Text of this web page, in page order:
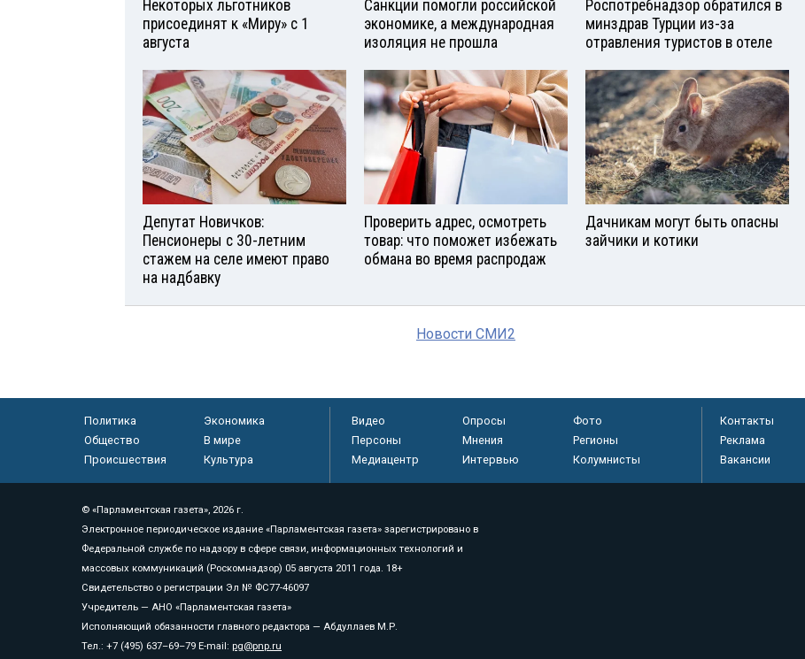
Некоторых льготников
присоединят к «Миру» с 1
августа
Санкции помогли российской
экономике, а международная
изоляция не прошла
Роспотребнадзор обратился в
минздрав Турции из-за
отравления туристов в отеле
Депутат Новичков:
Пенсионеры с 30-летним
стажем на селе имеют право
на надбавку
Проверить адрес, осмотреть
товар: что поможет избежать
обмана во время распродаж
Дачникам могут быть опасны
зайчики и котики
Новости СМИ2
Политика
Экономика
Общество
В мире
Происшествия
Культура
Видео Опросы
Фото
Персоны
Мнения
Регионы
Медиацентр
Интервью Колумнисты
Контакты
Реклама
Вакансии
© «Парламентская газета», 2026 г.
Электронное периодическое издание «Парламентская газета» зарегистрировано в
Федеральной службе по надзору в сфере связи, информационных технологий и
массовых коммуникаций (Роскомнадзор) 05 августа 2011 года. 18+
Свидетельство о регистрации Эл № ФС77-46097
Учредитель — АНО «Парламентская газета»
Исполняющий обязанности главного редактора — Абдуллаев М.Р.
Тел.: +7 (495) 637–69–79 E-mail: pg@pnp.ru